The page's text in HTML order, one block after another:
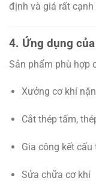
định và giá rất
4. Ứng dụng
Sản phẩm phù hợp
Xưởng cơ khí
Cắt thép tấm,
Gia công kết cấu
Sửa chữa cơ khí